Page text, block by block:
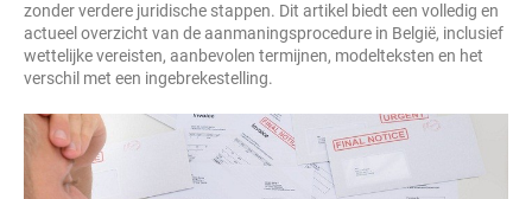
zonder verdere juridische stappen. Dit artikel biedt een volledig en
actueel overzicht van de aanmaningsprocedure in België, inclusief
wettelijke vereisten, aanbevolen termijnen, modelteksten en het
verschil met een ingebrekestelling.